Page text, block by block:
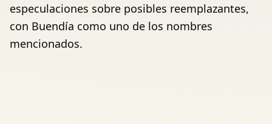
especulaciones sobre posibles reemplazantes,
con Buendía como uno de los nombres
mencionados.